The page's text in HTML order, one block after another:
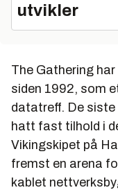
utvikler
The Gathering
siden 1992, som
datatreff. De siste
hatt fast tilhold i
Vikingskipet på
fremst en arena
kablet